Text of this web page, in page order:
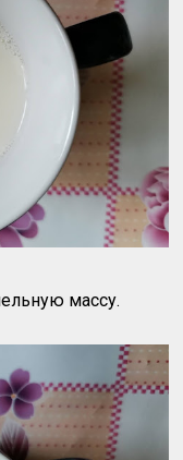
массу.